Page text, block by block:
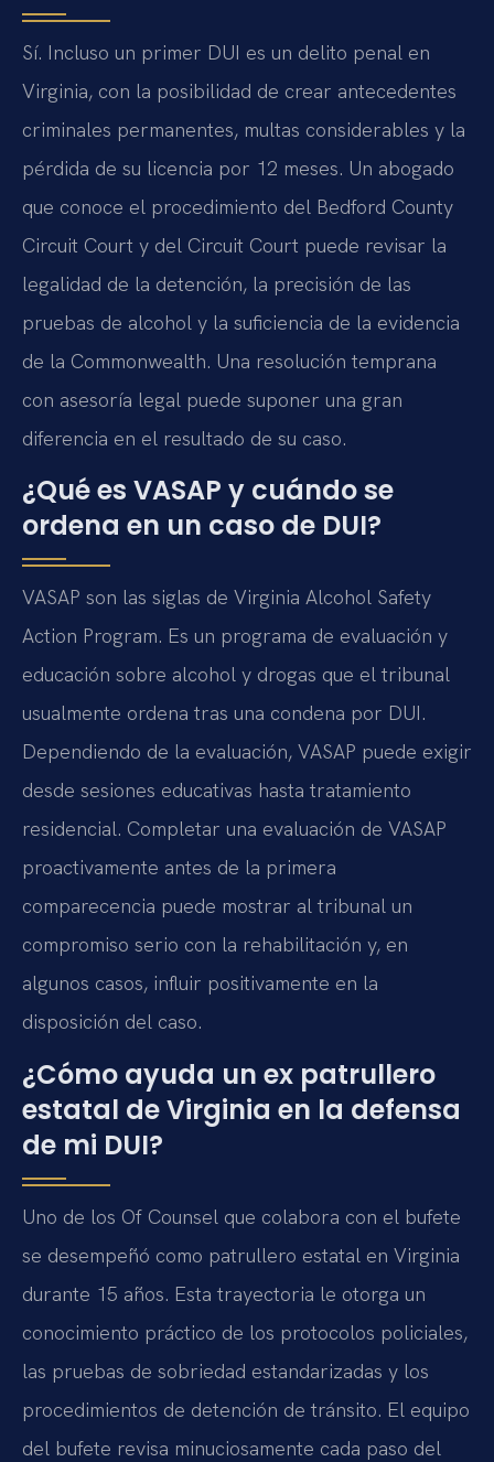
Sí. Incluso un primer DUI es un delito penal en
Virginia, con la posibilidad de crear antecedentes
criminales permanentes, multas considerables y la
pérdida de su licencia por 12 meses. Un abogado
que conoce el procedimiento del Bedford County
Circuit Court y del Circuit Court puede revisar la
legalidad de la detención, la precisión de las
pruebas de alcohol y la suficiencia de la evidencia
de la Commonwealth. Una resolución temprana
con asesoría legal puede suponer una gran
diferencia en el resultado de su caso.
¿Qué es VASAP y cuándo se
ordena en un caso de DUI?
VASAP son las siglas de Virginia Alcohol Safety
Action Program. Es un programa de evaluación y
educación sobre alcohol y drogas que el tribunal
usualmente ordena tras una condena por DUI.
Dependiendo de la evaluación, VASAP puede exigir
desde sesiones educativas hasta tratamiento
residencial. Completar una evaluación de VASAP
proactivamente antes de la primera
comparecencia puede mostrar al tribunal un
compromiso serio con la rehabilitación y, en
algunos casos, influir positivamente en la
disposición del caso.
¿Cómo ayuda un ex patrullero
estatal de Virginia en la defensa
de mi DUI?
Uno de los Of Counsel que colabora con el bufete
se desempeñó como patrullero estatal en Virginia
durante 15 años. Esta trayectoria le otorga un
conocimiento práctico de los protocolos policiales,
las pruebas de sobriedad estandarizadas y los
procedimientos de detención de tránsito. El equipo
del bufete revisa minuciosamente cada paso del